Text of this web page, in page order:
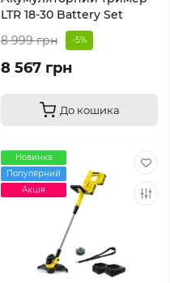
LTR 18-30 Battery Set
8 999 грн
-5%
8 567 грн
До кошика
Новинка
Популярний
Акція